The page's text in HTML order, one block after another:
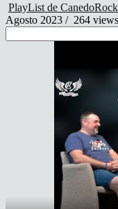
PlayList de
Agosto 2023 / 264 views